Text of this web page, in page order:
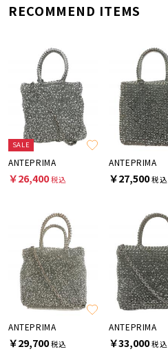
RECOMMEND ITEMS
SALE
ANTEPRIMA
￥26,400税込
ANTEPRIMA
￥27,500税込
ANTEPRIMA
￥29,700税込
ANTEPRIMA
￥33,000税込